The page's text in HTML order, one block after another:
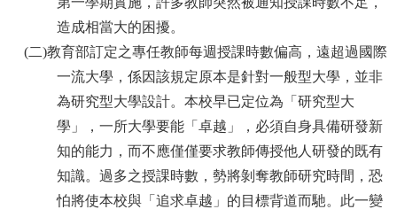
造成相當大的困擾。
(二)教育部訂定之專任教師每週授課時數偏高，遠超過國際
一流大學，係因該規定原本是針對一般型大學，並非
為研究型大學設計。本校早已定位為「研究型大
學」，一所大學要能「卓越」，必須自身具備研發新
知的能力，而不應僅僅要求教師傳授他人研發的既有
知識。過多之授課時數，勢將剝奪教師研究時間，恐
怕將使本校與「追求卓越」的目標背道而馳。此一變